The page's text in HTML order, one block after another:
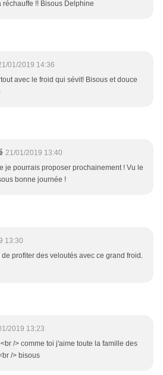
réchauffe !! Bisous Delphine
01/2019 14:36
avec le froid qui sévit! Bisous et douce
21/01/2019 13:40
je pourrais proposer prochainement ! Vu le
bonne journée !
13:30
profiter des veloutés avec ce grand froid.
2019 13:23
/> comme toi j'aime toute la famille des
/> bisous